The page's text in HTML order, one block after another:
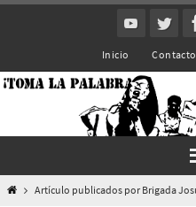
Inicio Contacto
InicioArtículo publicados por Brigada